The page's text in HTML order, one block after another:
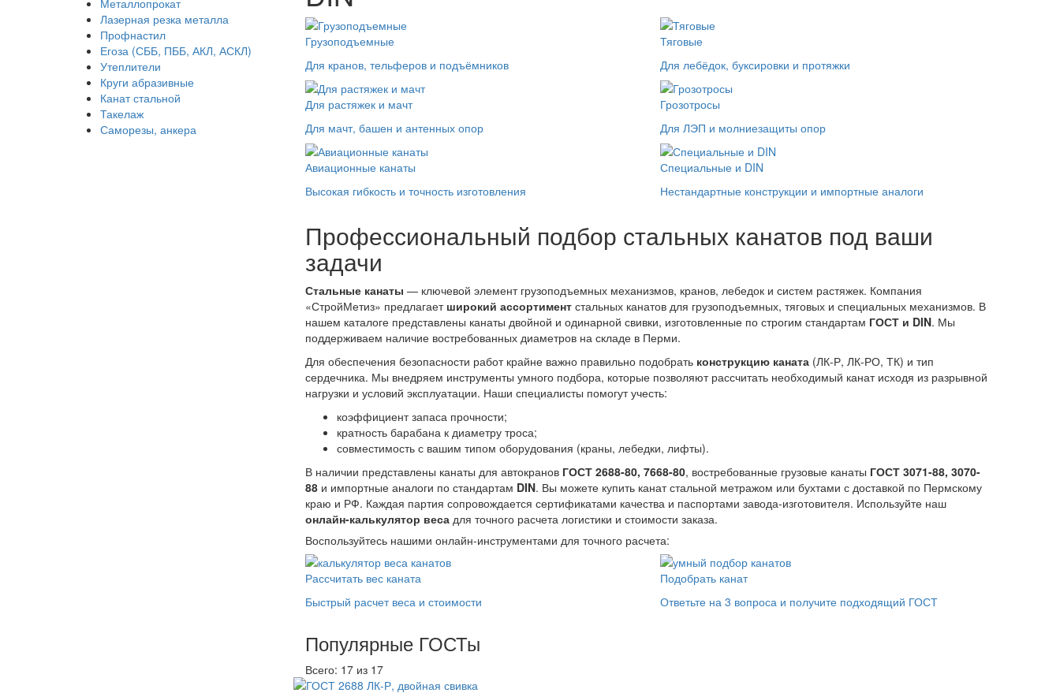
Металлопрокат
Лазерная резка металла
Профнастил
Егоза (СББ, ПББ, АКЛ, АСКЛ)
Утеплители
Круги абразивные
Канат стальной
Такелаж
Саморезы, анкера
Грузоподъемные
Для кранов, тельферов и подъёмников
Тяговые
Для лебёдок, буксировки и протяжки
Для растяжек и мачт
Для мачт, башен и антенных опор
Грозотросы
Для ЛЭП и молниезащиты опор
Авиационные канаты
Высокая гибкость и точность изготовления
Специальные и DIN
Нестандартные конструкции и импортные аналоги
Профессиональный подбор стальных канатов под ваши
задачи
Стальные канаты — ключевой элемент грузоподъемных механизмов, кранов, лебедок и систем растяжек. Компания
«СтройМетиз» предлагает широкий ассортимент стальных канатов для грузоподъемных, тяговых и специальных механизмов. В
нашем каталоге представлены канаты двойной и одинарной свивки, изготовленные по строгим стандартам ГОСТ и DIN. Мы
поддерживаем наличие востребованных диаметров на складе в Перми.
Для обеспечения безопасности работ крайне важно правильно подобрать конструкцию каната (ЛК-Р, ЛК-РО, ТК) и тип
сердечника. Мы внедряем инструменты умного подбора, которые позволяют рассчитать необходимый канат исходя из разрывной
нагрузки и условий эксплуатации. Наши специалисты помогут учесть:
коэффициент запаса прочности;
кратность барабана к диаметру троса;
совместимость с вашим типом оборудования (краны, лебедки, лифты).
В наличии представлены канаты для автокранов ГОСТ 2688-80, 7668-80, востребованные грузовые канаты ГОСТ 3071-88, 3070-
88 и импортные аналоги по стандартам DIN. Вы можете купить канат стальной метражом или бухтами с доставкой по Пермскому
краю и РФ. Каждая партия сопровождается сертификатами качества и паспортами завода-изготовителя. Используйте наш
онлайн-калькулятор веса для точного расчета логистики и стоимости заказа.
Воспользуйтесь нашими онлайн-инструментами для точного расчета:
Рассчитать вес каната
Быстрый расчет веса и стоимости
Подобрать канат
Ответьте на 3 вопроса и получите подходящий ГОСТ
Популярные ГОСТы
Всего: 17 из 17